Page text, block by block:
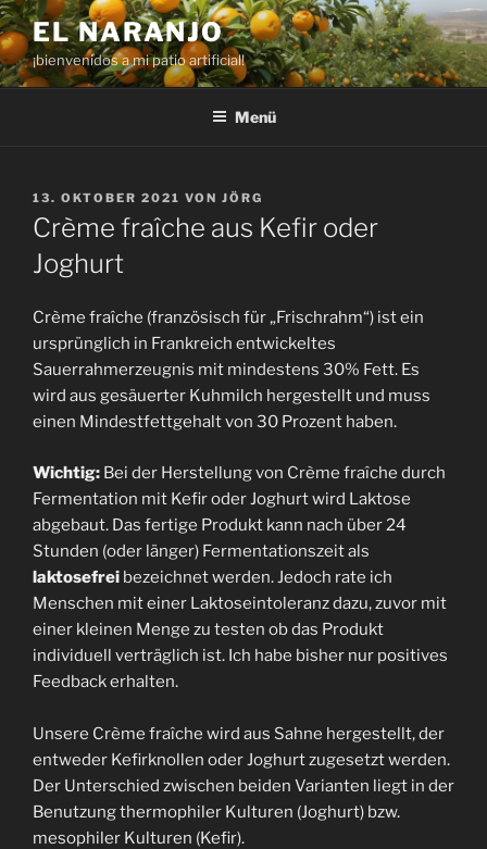
Zum
Inhalt
springen
EL NARANJO
¡bienvenidos a mi patio artificial!
Menü
VERÖFFENTLICHT
AM
13. OKTOBER 2021 VON JÖRG
Crème fraîche aus Kefir oder
Joghurt
Crème fraîche (französisch für „Frischrahm“) ist ein
ursprünglich in Frankreich entwickeltes
Sauerrahmerzeugnis mit mindestens 30% Fett. Es
wird aus gesäuerter Kuhmilch hergestellt und muss
einen Mindestfettgehalt von 30 Prozent haben.
Wichtig: Bei der Herstellung von Crème fraîche durch
Fermentation mit Kefir oder Joghurt wird Laktose
abgebaut. Das fertige Produkt kann nach über 24
Stunden (oder länger) Fermentationszeit als
laktosefrei bezeichnet werden. Jedoch rate ich
Menschen mit einer Laktoseintoleranz dazu, zuvor mit
einer kleinen Menge zu testen ob das Produkt
individuell verträglich ist. Ich habe bisher nur positives
Feedback erhalten.
Unsere Crème fraîche wird aus Sahne hergestellt, der
entweder Kefirknollen oder Joghurt zugesetzt werden.
Der Unterschied zwischen beiden Varianten liegt in der
Benutzung thermophiler Kulturen (Joghurt) bzw.
mesophiler Kulturen (Kefir).